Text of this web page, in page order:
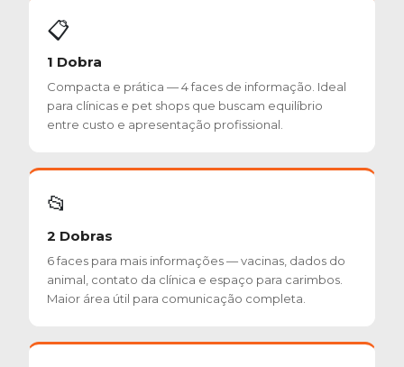
📋
1 Dobra
Compacta e prática — 4 faces de informação. Ideal
para clínicas e pet shops que buscam equilíbrio
entre custo e apresentação profissional.
📂
2 Dobras
6 faces para mais informações — vacinas, dados do
animal, contato da clínica e espaço para carimbos.
Maior área útil para comunicação completa.